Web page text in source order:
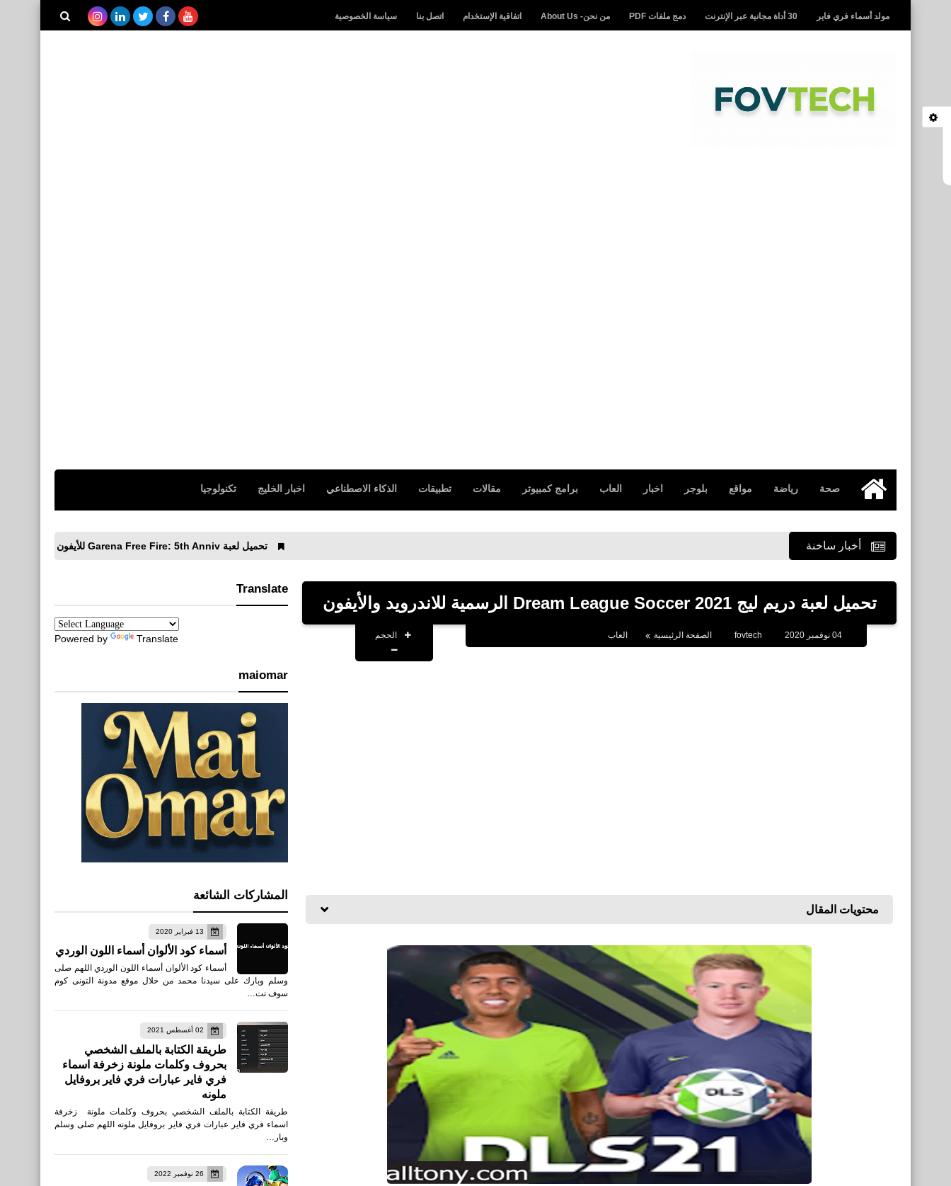
مولد أسماء فري فاير 30 أداة مجانية عبر الإنترنت دمج ملفات PDF من نحن- About Us اتفاقية الإستخدام اتصل بنا سياسة الخصوصية
الرئيسية
صحة رياضة مواقع بلوجر اخبار العاب برامج كمبيوتر مقالات تطبيقات الذكاء الاصطناعي اخبار الخليج تكنولوجيا
أخبار ساخنة تحميل لعبة Garena Free Fire: 5th Anniv للأيفون والأندرويد التحديث الجديد
تحميل لعبة دريم ليج Dream League Soccer 2021 الرسمية للاندرويد والأيفون
fovtech الصفحة الرئيسية العاب الحجم
محتويات المقال
Translate
Powered by Translate
maiomar
المشاركات الشائعة
13 فبراير 2020
أسماء كود الألوان أسماء اللون الوردي
أسماء كود الألوان أسماء اللون الوردي اللهم صلى
وسلم وبارك على سيدنا محمد من خلال موقع مدونة التونى كوم
سوف نت…
02 أغسطس 2021
طريقة الكتابة بالملف الشخصي
بحروف وكلمات ملونة زخرفة اسماء
فري فاير عبارات فري فاير بروفايل
ملونه
طريقة الكتابة بالملف الشخصي بحروف وكلمات ملونة زخرفة
اسماء فري فاير عبارات فري فاير بروفايل ملونه اللهم صلى وسلم
وبار…
26 نوفمبر 2022